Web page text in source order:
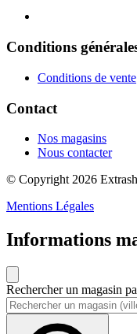
Conditions
Conditions de vente
Contact
Nos magasins
Nous contacter
© Copyright 2026
Mentions Légales
Informations
Rechercher un magasin